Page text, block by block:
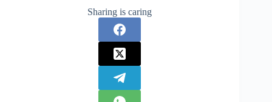
Sharing is caring